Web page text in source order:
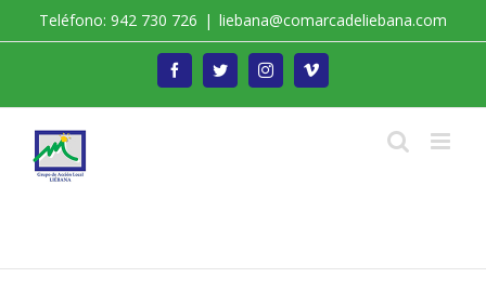
Teléfono: 942 730 726 | liebana@comarcadeliebana.com
FacebookTwitterInstagramVimeo